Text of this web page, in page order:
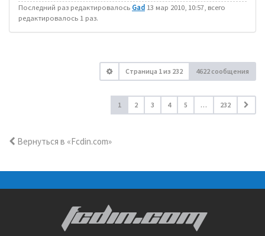
Последний раз редактировалось Gad 13 мар 2010, 10:57, всего
редактировалось 1 раз.
Страница 1из 232 4622 сообщения
1 2 3 4 5 … 232
Вернуться в «Fcdin.com»
FCDIN.COM